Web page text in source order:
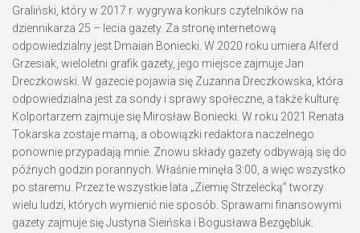
Graliński, który w 2017 r. wygrywa konkurs czytelników na
dziennikarza 25 – lecia gazety. Za stronę internetową
odpowiedzialny jest Dmaian Boniecki. W 2020 roku umiera Alferd
Grzesiak, wieloletni grafik gazety, jego miejsce zajmuje Jan
Dreczkowski. W gazecie pojawia się Zuzanna Dreczkowska, która
odpowiedzialna jest za sondy i sprawy społeczne, a także kulturę.
Kolportarzem zajmuje się Mirosław Boniecki. W roku 2021 Renata
Tokarska zostaje mamą, a obowiązki redaktora naczelnego
ponownie przypadają mnie. Znowu składy gazety odbywają się do
późnych godzin porannych. Właśnie minęła 3:00, a więc wszystko
po staremu. Przez te wszystkie lata „Ziemię Strzelecką” tworzy
wielu ludzi, których wymienić nie sposób. Sprawami finansowymi
gazety zajmuje się Justyna Sieińska i Bogusława Bezgębluk.